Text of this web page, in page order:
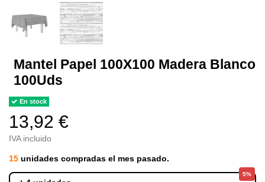
Mantel Papel 100X100 Madera Blanco
100Uds
En stock
13,92 €
IVA incluido
15 unidades compradas el mes pasado.
5%